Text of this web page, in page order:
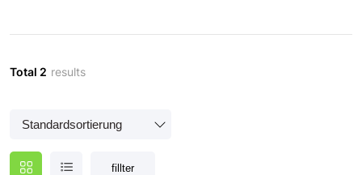
Total 2 results
fillter